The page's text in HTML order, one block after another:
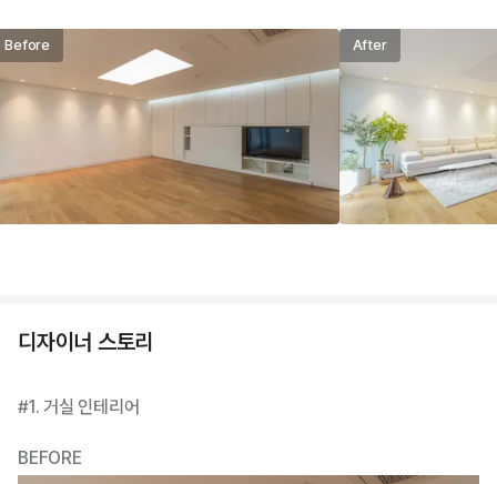
디자이너 스토리
#1. 거실 인테리어
BEFORE